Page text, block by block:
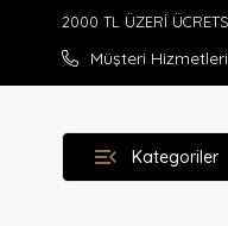
Müşteri Hizmetleri
Kategoriler